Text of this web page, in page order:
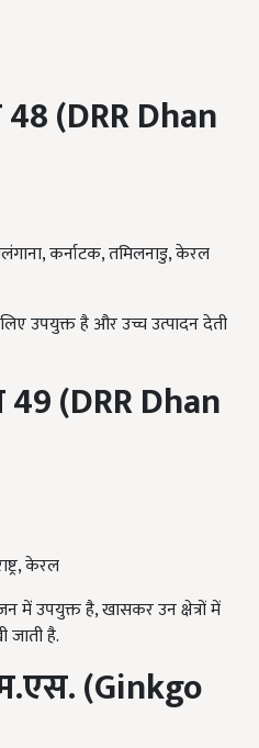
(DRR Dhan
कर्नाटक, तमिलनाडु, केरल
उपयुक्त है और उच्च उत्पादन देती
(DRR Dhan
केरल
में उपयुक्त है, खासकर उन क्षेत्रों में
जाती है.
(Ginkgo